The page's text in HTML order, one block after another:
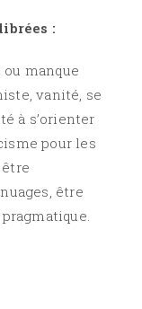
:
manque
vanité, se
à s’orienter
pour les
être